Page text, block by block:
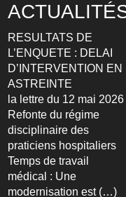
RESULTATS DE
L’ENQUETE : DELAI
D’INTERVENTION EN
ASTREINTE
la lettre du 12 mai 2026
Refonte du régime
disciplinaire des
praticiens hospitaliers
Temps de travail
médical : Une
modernisation est (…)